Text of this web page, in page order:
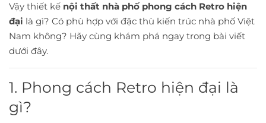
Vậy thiết kế nội thất nhà phố phong cách Retro hiện
đại là gì? Có phù hợp với đặc thù kiến trúc nhà phố Việt
Nam không? Hãy cùng khám phá ngay trong bài viết
dưới đây.
1. Phong cách Retro hiện đại là
gì?